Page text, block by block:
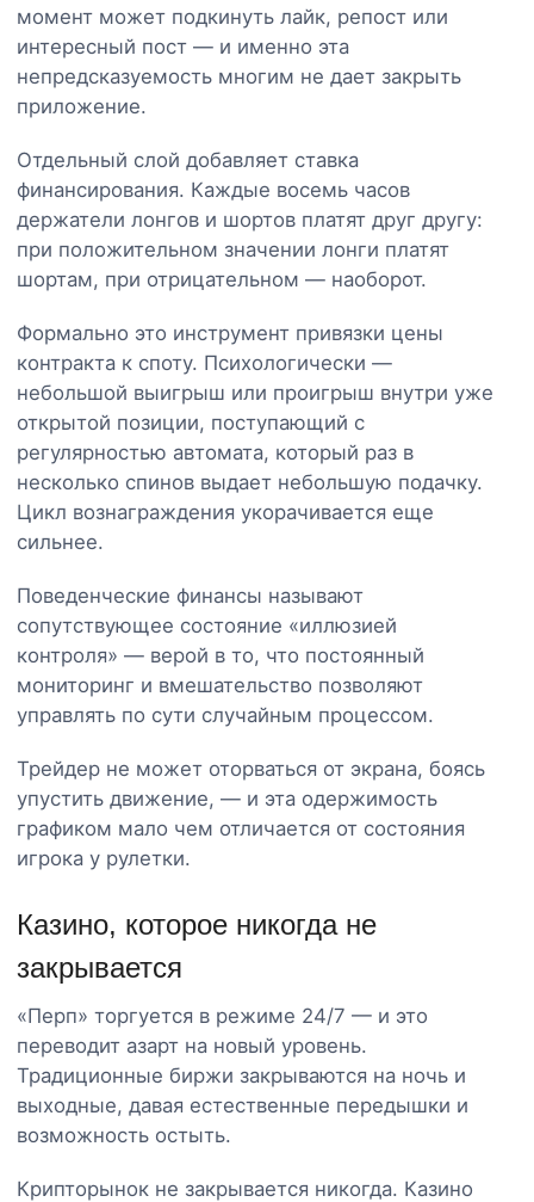
момент может подкинуть лайк, репост или
интересный пост — и именно эта
непредсказуемость многим не дает закрыть
приложение.
Отдельный слой добавляет ставка
финансирования. Каждые восемь часов
держатели лонгов и шортов платят друг другу:
при положительном значении лонги платят
шортам, при отрицательном — наоборот.
Формально это инструмент привязки цены
контракта к споту. Психологически —
небольшой выигрыш или проигрыш внутри уже
открытой позиции, поступающий с
регулярностью автомата, который раз в
несколько спинов выдает небольшую подачку.
Цикл вознаграждения укорачивается еще
сильнее.
Поведенческие финансы называют
сопутствующее состояние «иллюзией
контроля» — верой в то, что постоянный
мониторинг и вмешательство позволяют
управлять по сути случайным процессом.
Трейдер не может оторваться от экрана, боясь
упустить движение, — и эта одержимость
графиком мало чем отличается от состояния
игрока у рулетки.
Казино, которое никогда не
закрывается
«Перп» торгуется в режиме 24/7 — и это
переводит азарт на новый уровень.
Традиционные биржи закрываются на ночь и
выходные, давая естественные передышки и
возможность остыть.
Крипторынок не закрывается никогда. Казино